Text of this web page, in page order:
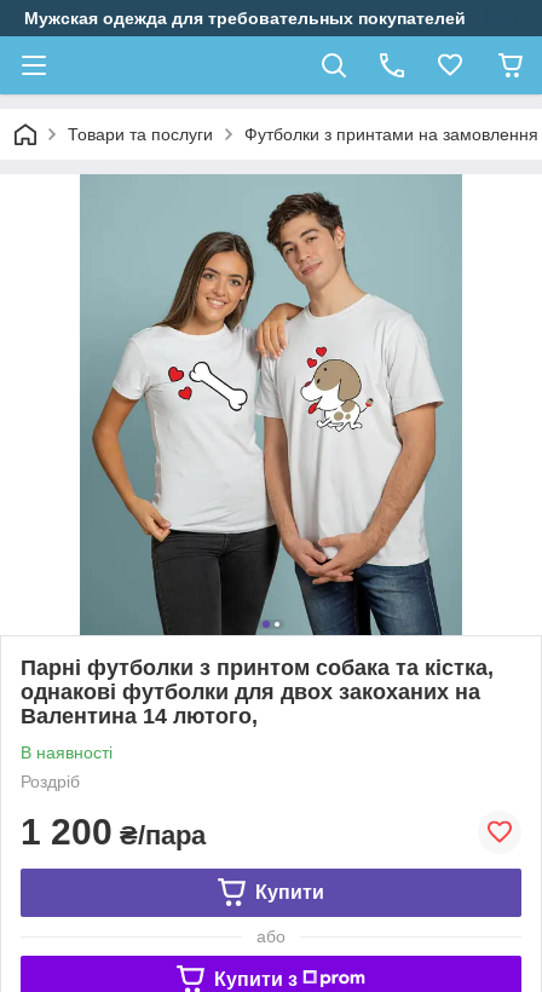
Мужская одежда для требовательных покупателей
Товари та послуги Футболки з принтами на замовлення
Парні футболки з принтом собака та кістка,
однакові футболки для двох закоханих на
Валентина 14 лютого,
В наявності
Роздріб
1 200 ₴/пара
Купити
або
Купити з